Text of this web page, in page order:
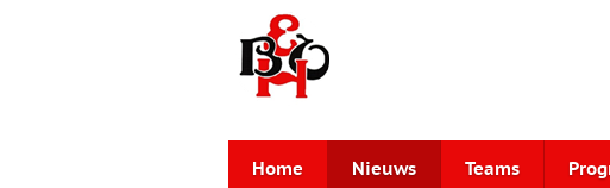
Home Nieuws Teams